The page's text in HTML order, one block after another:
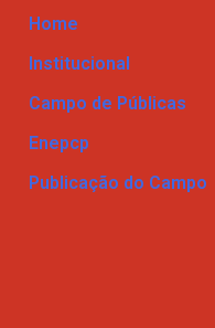
Home
Institucional
Campo de Públicas
Enepcp
Publicação do Campo